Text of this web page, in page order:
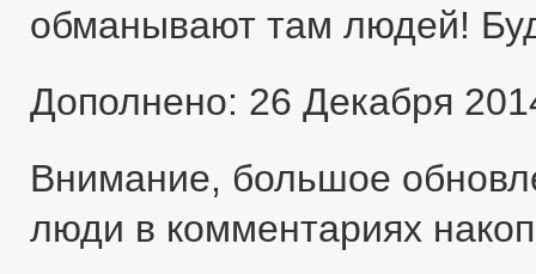
обманывают там людей!
Дополнено: 26 Декабря
Внимание, большое
люди в комментариях